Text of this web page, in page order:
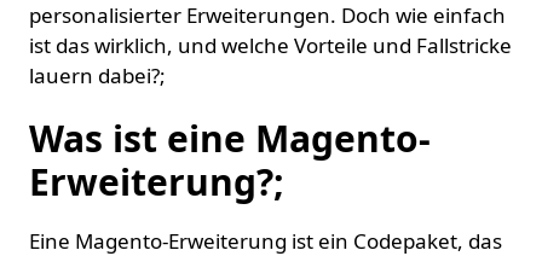
personalisierter Erweiterungen. Doch wie einfach
ist das wirklich, und welche Vorteile und Fallstricke
lauern dabei?;
Was ist eine Magento-
Erweiterung?;
Eine Magento-Erweiterung ist ein Codepaket, das